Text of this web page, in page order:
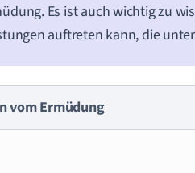
Es ist auch wichtig zu
auftreten kann, die
vom Ermüdung